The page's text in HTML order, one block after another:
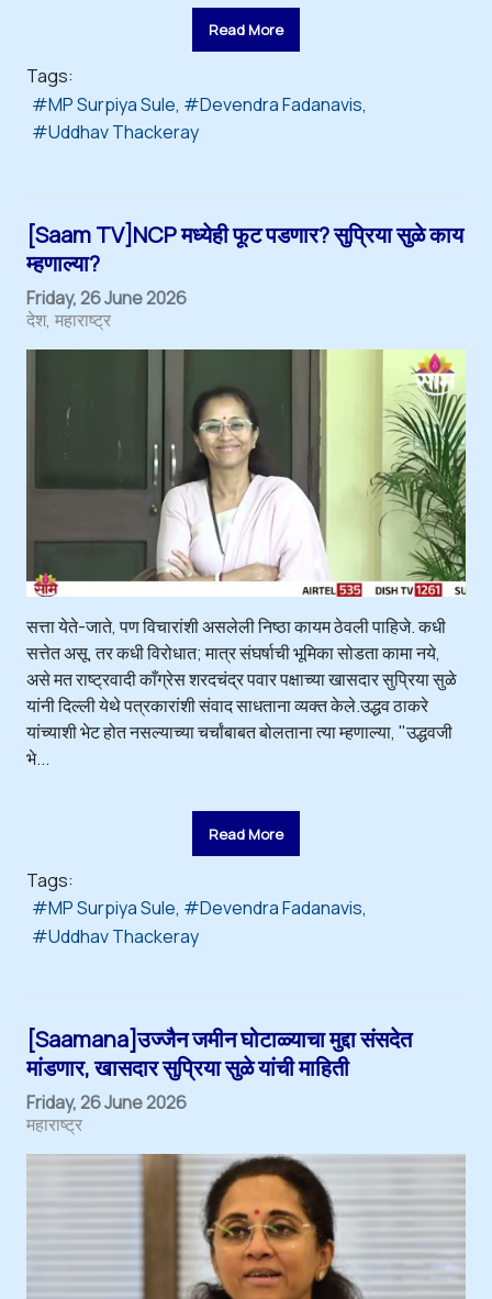
Read More
Tags:
MP Surpiya Sule
Devendra Fadanavis
Uddhav Thackeray
[Saam TV]NCP मध्येही फूट पडणार? सुप्रिया सुळे काय
म्हणाल्या?
Friday, 26 June 2026
देश महाराष्ट्र
सत्ता येते-जाते, पण विचारांशी असलेली निष्ठा कायम ठेवली पाहिजे. कधी
सत्तेत असू, तर कधी विरोधात; मात्र संघर्षाची भूमिका सोडता कामा नये,
असे मत राष्ट्रवादी काँग्रेस शरदचंद्र पवार पक्षाच्या खासदार सुप्रिया सुळे
यांनी दिल्ली येथे पत्रकारांशी संवाद साधताना व्यक्त केले.उद्धव ठाकरे
यांच्याशी भेट होत नसल्याच्या चर्चांबाबत बोलताना त्या म्हणाल्या, "उद्धवजी
भे...
Read More
Tags:
MP Surpiya Sule
Devendra Fadanavis
Uddhav Thackeray
[Saamana]उज्जैन जमीन घोटाळ्याचा मुद्दा संसदेत
मांडणार, खासदार सुप्रिया सुळे यांची माहिती
Friday, 26 June 2026
महाराष्ट्र